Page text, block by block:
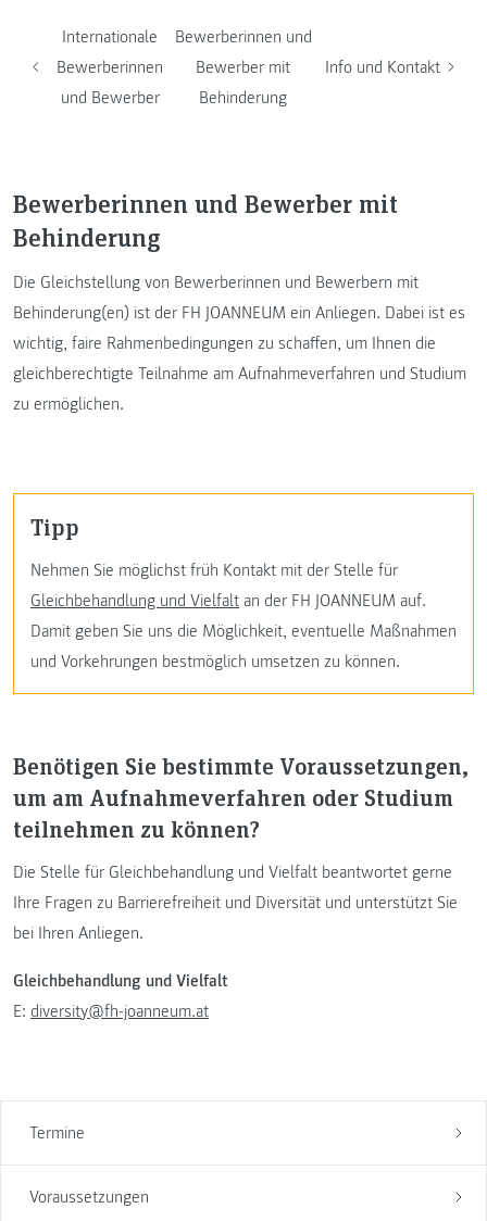
Internationale
Bewerberinnen
und Bewerber
Bewerberinnen und
Bewerber mit
Behinderung
Info und Kontakt
Termine
Voraussetzungen
Bewerberinnen und Bewerber mit
Behinderung
Die Gleichstellung von Bewerberinnen und Bewerbern mit
Behinderung(en) ist der FH JOANNEUM ein Anliegen. Dabei ist es
wichtig, faire Rahmenbedingungen zu schaffen, um Ihnen die
gleichberechtigte Teilnahme am Aufnahmeverfahren und Studium
zu ermöglichen.
Tipp
Nehmen Sie möglichst früh Kontakt mit der Stelle für
Gleichbehandlung und Vielfalt an der FH JOANNEUM auf.
Damit geben Sie uns die Möglichkeit, eventuelle Maßnahmen
und Vorkehrungen bestmöglich umsetzen zu können.
Benötigen Sie bestimmte Voraussetzungen,
um am Aufnahmeverfahren oder Studium
teilnehmen zu können?
Die Stelle für Gleichbehandlung und Vielfalt beantwortet gerne
Ihre Fragen zu Barrierefreiheit und Diversität und unterstützt Sie
bei Ihren Anliegen.
Gleichbehandlung und Vielfalt
E: diversity@fh-joanneum.at